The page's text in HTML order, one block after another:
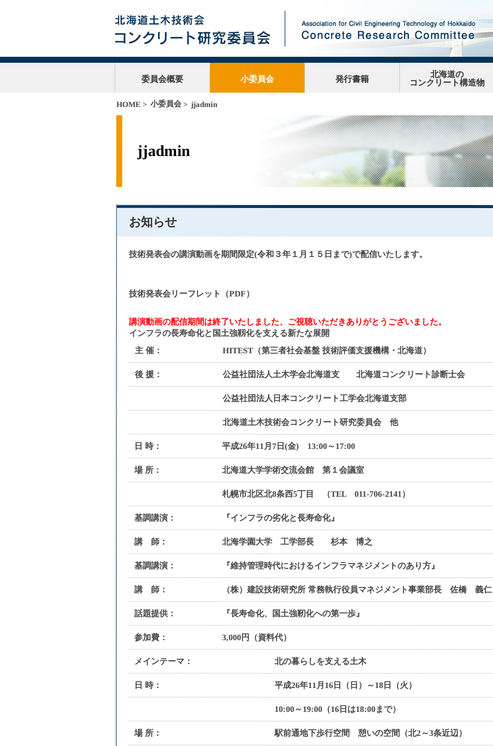
委員会概要 小委員会 発行書籍
北海道の
コンクリート構造物
HOME > 小委員会> jjadmin
jjadmin
お知らせ
技術発表会の講演動画を期間限定(令和３年１月１５日まで)で配信いたします。
技術発表会リーフレット（PDF）
講演動画の配信期間は終了いたしました、ご視聴いただきありがとうございました。
インフラの長寿命化と国土強靱化を支える新たな展開
主 催： HITEST（第三者社会基盤 技術評価支援機構・北海道）
後 援： 公益社団法人土木学会北海道支 北海道コンクリート診断士会
公益社団法人日本コンクリート工学会北海道支部
北海道土木技術会コンクリート研究委員会 他
日 時： 平成26年11月7日(金) 13:00～17:00
場 所： 北海道大学学術交流会館 第１会議室
札幌市北区北8条西5丁目 （TEL 011-706-2141）
基調講演： 『インフラの劣化と長寿命化』
講 師： 北海学園大学 工学部長 杉本 博之
基調講演： 『維持管理時代におけるインフラマネジメントのあり方』
講 師： （株）建設技術研究所 常務執行役員マネジメント事業部長 佐橋 義仁
話題提供： 『長寿命化、国土強靭化への第一歩』
参加費： 3,000円（資料代）
メインテーマ： 北の暮らしを支える土木
日 時： 平成26年11月16日（日）～18日（火）
10:00～19:00（16日は18:00まで）
場 所： 駅前通地下歩行空間 憩いの空間（北2～3条近辺）